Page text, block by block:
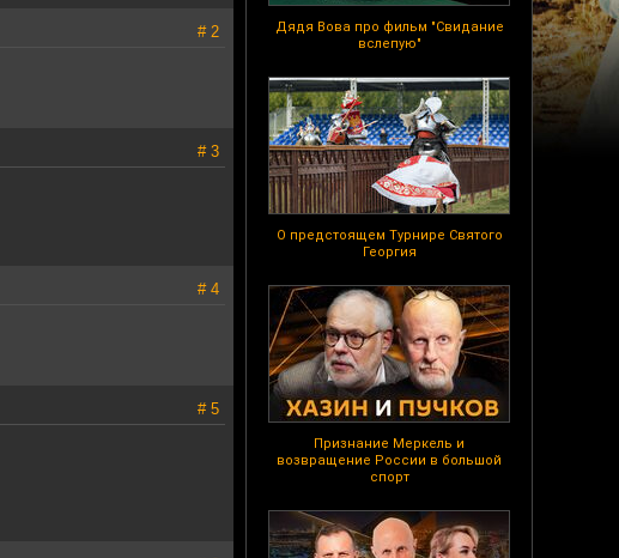
Дядя Вова про фильм "Свидание
вслепую"
О предстоящем Турнире Святого
Георгия
Признание Меркель и
возвращение России в большой
спорт
# 2
# 3
# 4
# 5